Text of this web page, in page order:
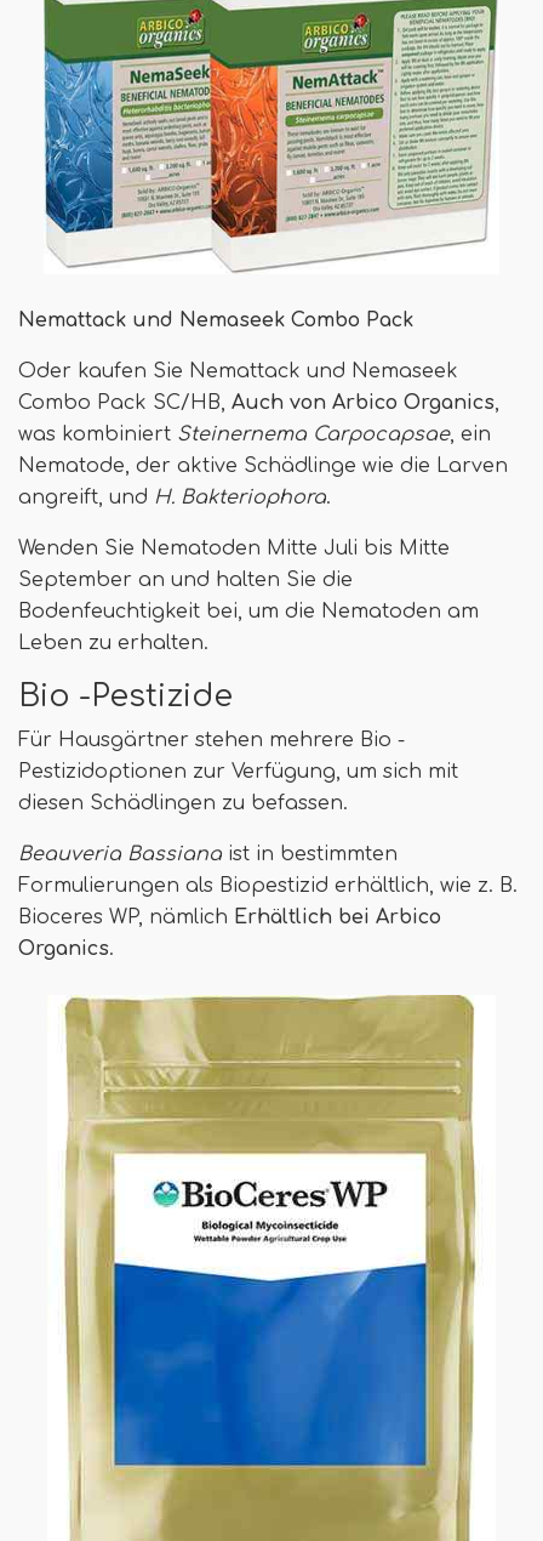
Nemattack und Nemaseek Combo Pack
Oder kaufen Sie Nemattack und Nemaseek
Combo Pack SC/HB, Auch von Arbico Organics
was kombiniert Steinernema Carpocapsae, ein
Nematode, der aktive Schädlinge wie die Larven
angreift, und H. Bakteriophora.
Wenden Sie Nematoden Mitte Juli bis Mitte
September an und halten Sie die
Bodenfeuchtigkeit bei, um die Nematoden am
Leben zu erhalten.
Bio -Pestizide
Für Hausgärtner stehen mehrere Bio -
Pestizidoptionen zur Verfügung, um sich mit
diesen Schädlingen zu befassen.
Beauveria Bassiana ist in bestimmten
Formulierungen als Biopestizid erhältlich, wie z. B.
Bioceres WP, nämlich Erhältlich bei Arbico
Organics.